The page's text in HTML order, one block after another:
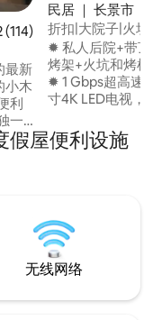
分 4.92 分（满分 5 分），
(114)
最新
小木
利
一
坐
列
民居 ｜ 长景市
折扣|大院子|火坑|
床
✹ 私人后院+带顶
烤架+火坑和烤棉
✹ 1 Gbps超高速无线网络 客
寸4K LED电视，
卧室均配备✹豪华记忆床垫
✹良好的宠物！ ✹
假屋便利设施
无线网络